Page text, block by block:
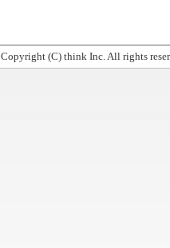
Copyright (C) think Inc. All rights